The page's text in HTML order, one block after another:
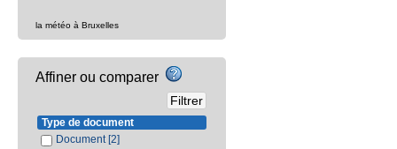
la météo à Bruxelles
Affiner ou comparer
Type de document
Document [2]